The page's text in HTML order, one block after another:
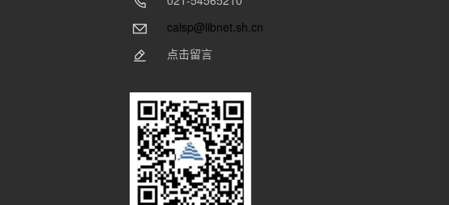
calsp@libnet.sh.cn
点击留言